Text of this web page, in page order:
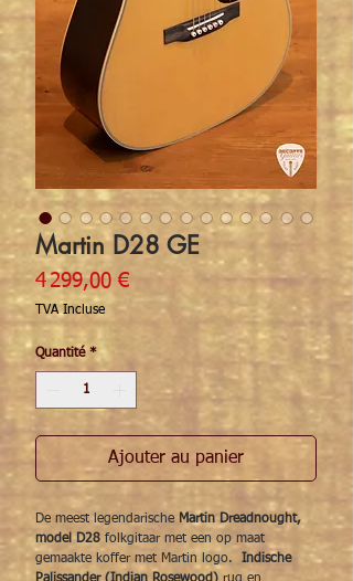
Martin D28 GE
4 299,00 €Prix
TVA Incluse
Quantité *
Ajouter au panier
De meest legendarische Martin Dreadnought,
model D28 folkgitaar met een op maat
gemaakte koffer met Martin logo. Indische